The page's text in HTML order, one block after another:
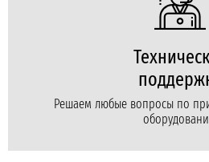
Решаем любые вопросы по